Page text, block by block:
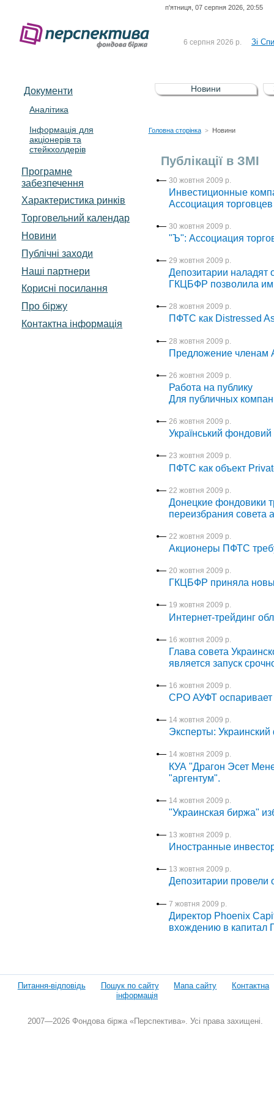
п'ятниця, 07 серпня 2026, 20:55
6 серпня 2026 р. Зі
5 серпня 2026 р.
Зі
UA4000232607)
4 серпня 2026 р.
Документи
Аналітика
Інформація для
акціонерів та
стейкхолдерів
Програмне
забезпечення
Характеристика pинків
Торговельний календар
Новини
Публічні заходи
Наші партнери
Корисні посилання
Про біржу
Контактна інформація
Новини
Головна сторінка > Новини
Публікації в ЗМІ
30 жовтня 2009 р.
Инвестиционные
Ассоциация
30 жовтня 2009 р.
"Ъ": Ассоциация
29 жовтня 2009 р.
Депозитарии наладят
ГКЦБФР позволила
28 жовтня 2009 р.
ПФТС как Distressed
28 жовтня 2009 р.
Предложение членам
26 жовтня 2009 р.
Работа на публику
Для публичных
26 жовтня 2009 р.
Український
23 жовтня 2009 р.
ПФТС как объект
22 жовтня 2009 р.
Донецкие фондовики
переизбрания
22 жовтня 2009 р.
Акционеры ПФТС
20 жовтня 2009 р.
ГКЦБФР приняла
19 жовтня 2009 р.
Интернет-трейдинг
16 жовтня 2009 р.
Глава совета
является запуск
16 жовтня 2009 р.
СРО АУФТ
14 жовтня 2009 р.
Эксперты:
14 жовтня 2009 р.
КУА "Драгон Эсет
"аргентум".
14 жовтня 2009 р.
"Украинская биржа"
13 жовтня 2009 р.
Иностранные
13 жовтня 2009 р.
Депозитарии провели
7 жовтня 2009 р.
Директор Phoenix
вхождению в капитал
Питання-відповідь Пошук по сайту Мапа сайту
Контактна
інформація
2007—2026 Фондова біржа «Перспектива». Усі права захищені.